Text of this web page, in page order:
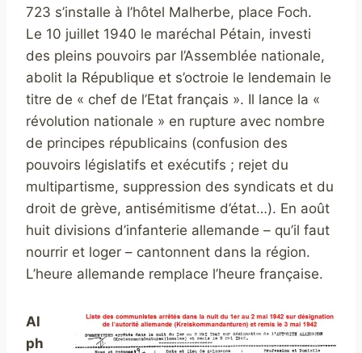
723 s’installe à l’hôtel Malherbe, place Foch.
Le 10 juillet 1940 le maréchal Pétain, investi
des pleins pouvoirs par l’Assemblée nationale,
abolit la République et s’octroie le lendemain le
titre de « chef de l’Etat français ». Il lance la «
révolution nationale » en rupture avec nombre
de principes républicains (confusion des
pouvoirs législatifs et exécutifs ; rejet du
multipartisme, suppression des syndicats et du
droit de grève, antisémitisme d’état…). En août
huit divisions d’infanterie allemande – qu’il faut
nourrir et loger – cantonnent dans la région.
L’heure allemande remplace l’heure française.
Al
ph